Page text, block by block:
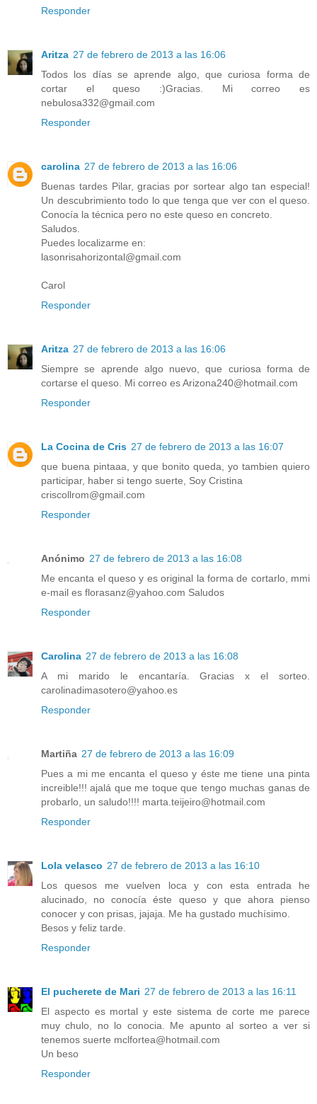
Responder
Aritza 27 de febrero de 2013 a las 16:06
Todos los días se aprende algo, que curiosa forma de
cortar el queso :)Gracias. Mi correo es
nebulosa332@gmail.com
Responder
carolina 27 de febrero de 2013 a las 16:06
Buenas tardes Pilar, gracias por sortear algo tan especial!
Un descubrimiento todo lo que tenga que ver con el queso.
Conocía la técnica pero no este queso en concreto.
Saludos.
Puedes localizarme en:
lasonrisahorizontal@gmail.com
Carol
Responder
Aritza 27 de febrero de 2013 a las 16:06
Siempre se aprende algo nuevo, que curiosa forma de
cortarse el queso. Mi correo es Arizona240@hotmail.com
Responder
La Cocina de Cris 27 de febrero de 2013 a las 16:07
que buena pintaaa, y que bonito queda, yo tambien quiero
participar, haber si tengo suerte, Soy Cristina
criscollrom@gmail.com
Responder
Anónimo 27 de febrero de 2013 a las 16:08
Me encanta el queso y es original la forma de cortarlo, mmi
e-mail es florasanz@yahoo.com Saludos
Responder
Carolina 27 de febrero de 2013 a las 16:08
A mi marido le encantaría. Gracias x el sorteo.
carolinadimasotero@yahoo.es
Responder
Martiña 27 de febrero de 2013 a las 16:09
Pues a mi me encanta el queso y éste me tiene una pinta
increible!!! ajalá que me toque que tengo muchas ganas de
probarlo, un saludo!!!! marta.teijeiro@hotmail.com
Responder
Lola velasco 27 de febrero de 2013 a las 16:10
Los quesos me vuelven loca y con esta entrada he
alucinado, no conocía éste queso y que ahora pienso
conocer y con prisas, jajaja. Me ha gustado muchísimo.
Besos y feliz tarde.
Responder
El pucherete de Mari 27 de febrero de 2013 a las 16:11
El aspecto es mortal y este sistema de corte me parece
muy chulo, no lo conocia. Me apunto al sorteo a ver si
tenemos suerte mclfortea@hotmail.com
Un beso
Responder